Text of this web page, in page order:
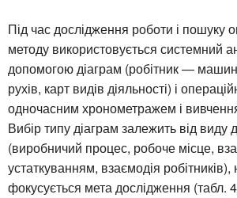
Під час дослідження роботи і пошуку
методу використовується системний
допомогою діаграм (робітник —
рухів, карт видів діяльності) і
одночасним хронометражем і
Вибір типу діаграм залежить від виду
(виробничий процес, робоче місце,
устаткуванням, взаємодія
фокусується мета дослідження (табл.